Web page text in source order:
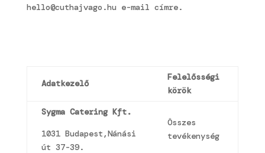
hello@cuthajvago.hu e-mail címre.
Adatkezelő
Felelősségi
körök
Sygma Catering Kft.
1031 Budapest,Nánási
út 37-39.
Összes
tevékenység